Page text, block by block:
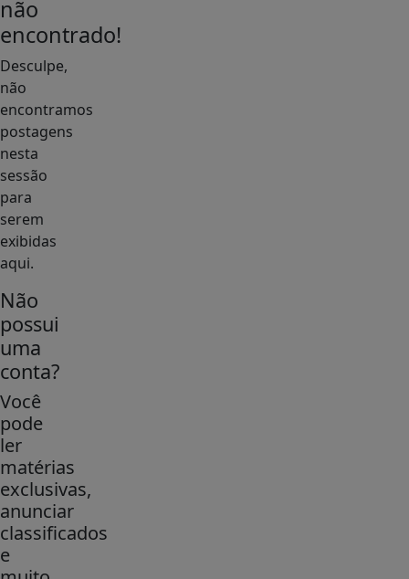
não
encontrado!
Desculpe,
não
encontramos
postagens
nesta
sessão
para
serem
exibidas
aqui.
Não
possui
uma
conta?
Você
pode
ler
matérias
exclusivas,
anunciar
classificados
e